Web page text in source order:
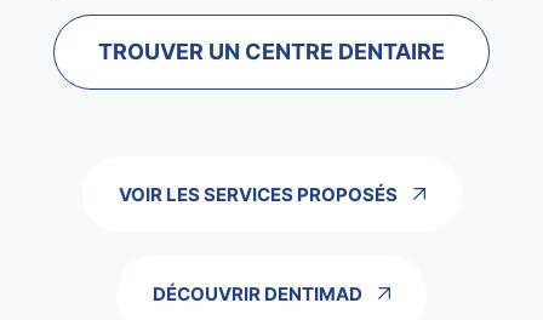
TROUVER UN CENTRE DENTAIRE
VOIR LES SERVICES PROPOSÉS
DÉCOUVRIR DENTIMAD